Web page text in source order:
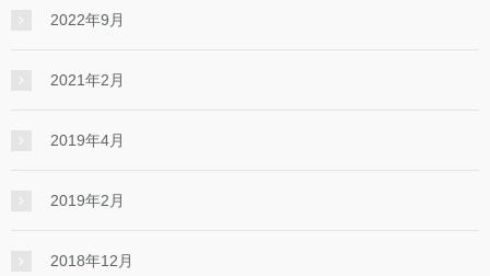
2022年9月
2021年2月
2019年4月
2019年2月
2018年12月